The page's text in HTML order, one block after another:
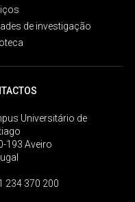
de investigação
Universitário de
193 Aveiro
234 370 200